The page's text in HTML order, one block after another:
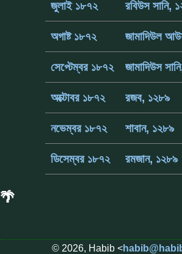
জুলাই ১৮৭২ রবিউস সানি,
অগাষ্ট ১৮৭২ জামাদিউল
সেপ্টেম্বর ১৮৭২ জামাদিউস
অক্টোবর ১৮৭২ রজব, ১২৮৯
নভেম্বর ১৮৭২ শাবান, ১২৮৯
ডিসেম্বর ১৮৭২ রমজান, ১২৮৯
🌴
© 2026, Habib <